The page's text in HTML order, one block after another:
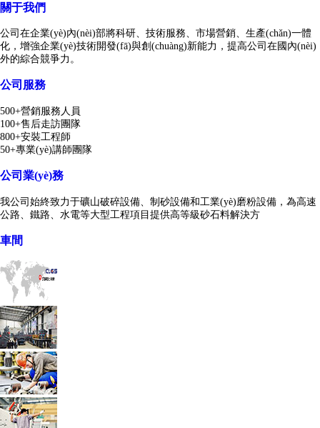
關于我們
公司在企業(yè)內(nèi)部將科研、技術服務、市場營銷、生產(chǎn)一體
化，增強企業(yè)技術開發(fā)與創(chuàng)新能力，提高公司在國內(nèi)
外的綜合競爭力。
公司服務
500+營銷服務人員
100+售后走訪團隊
800+安裝工程師
50+專業(yè)講師團隊
公司業(yè)務
我公司始終致力于礦山破碎設備、制砂設備和工業(yè)磨粉設備，為高速
公路、鐵路、水電等大型工程項目提供高等級砂石料解決方
車間